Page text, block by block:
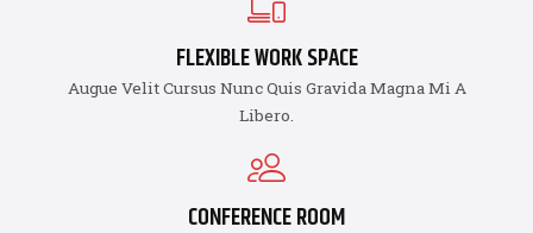
FLEXIBLE WORK SPACE
Augue Velit Cursus Nunc Quis Gravida Magna Mi A
Libero.
CONFERENCE ROOM